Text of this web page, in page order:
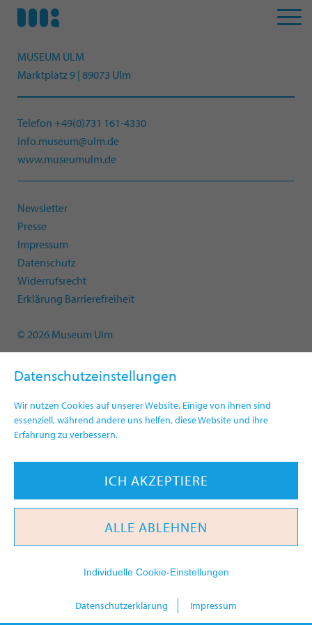
Datenschutzeinstellungen
Wir nutzen Cookies auf unserer Website. Einige von ihnen sind
essenziell, während andere uns helfen, diese Website und ihre
Erfahrung zu verbessern.
ICH AKZEPTIERE
ALLE ABLEHNEN
Individuelle Cookie-Einstellungen
Datenschutzerklärung Impressum
MUSEUM ULM
Marktplatz 9 | 89073 Ulm
Telefon +49(0)731 161-4330
info.museum@ulm.de
www.museumulm.de
Newsletter
Presse
Impressum
Datenschutz
Widerrufsrecht
Erklärung Barrierefreiheit
© 2026 Museum Ulm